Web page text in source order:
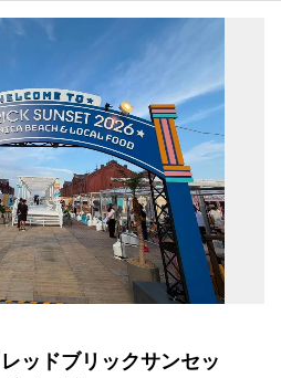
ッドブリックサンセッ